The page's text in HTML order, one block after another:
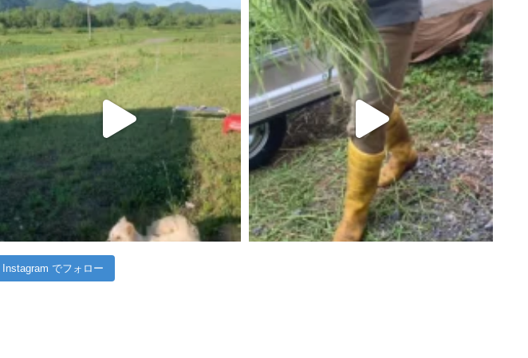
Instagram でフォロー